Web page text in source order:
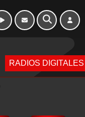
RADIOS DIGITALES
Week-end de 16h
à 20h